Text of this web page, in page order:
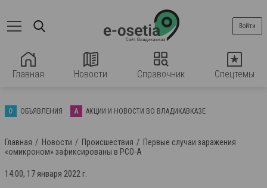
Главная Новости Справочник Спецтемы
Войти
О ОБЪЯВЛЕНИЯ А АКЦИИ И НОВОСТИ ВО ВЛАДИКАВКАЗЕ
Главная Новости Происшествия
Первые случаи заражения
«омикроном» зафиксированы в РСО-А
14:00, 17 января 2022 г.